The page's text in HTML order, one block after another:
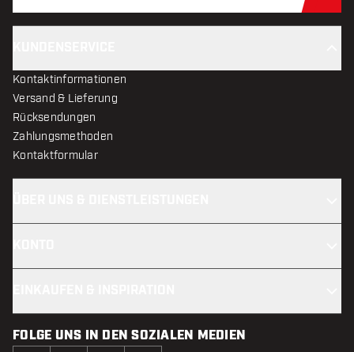
Kontaktinformationen
Versand & Lieferung
Rücksendungen
Zahlungsmethoden
Kontaktformular
FOLGE UNS IN DEN SOZIALEN MEDIEN